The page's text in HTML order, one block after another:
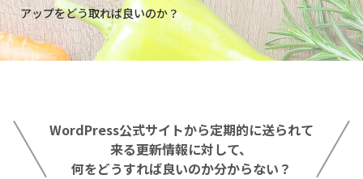
アップをどう取れば良いのか？
WordPress公式サイトから定期的に送られて
来る更新情報に対して、
何をどうすれば良いのか分からない？